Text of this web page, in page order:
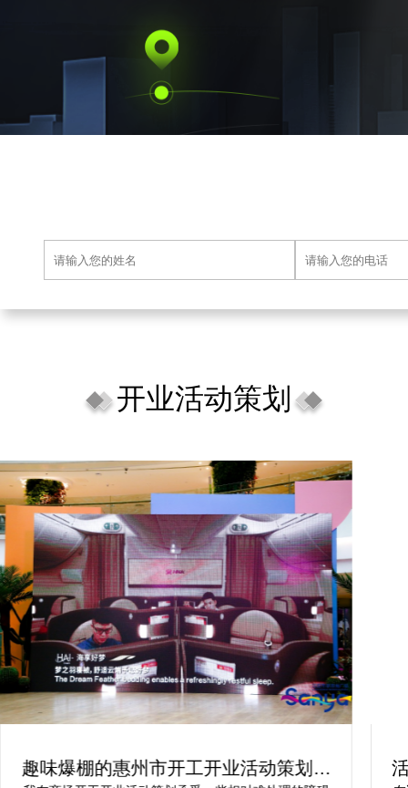
开业活动策划
趣味爆棚的惠州市开工开业活动策划方